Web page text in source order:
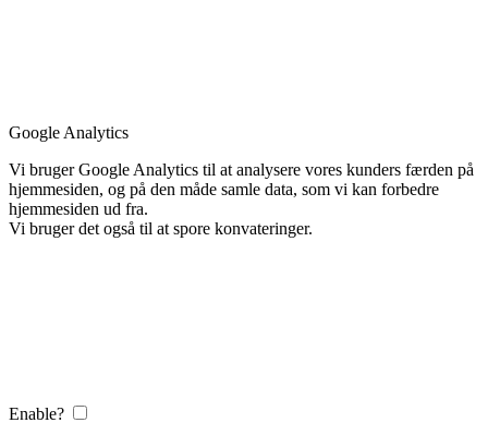
Google Analytics
Vi bruger Google Analytics til at analysere vores kunders færden på
hjemmesiden, og på den måde samle data, som vi kan forbedre
hjemmesiden ud fra.
Vi bruger det også til at spore konvateringer.
Enable?